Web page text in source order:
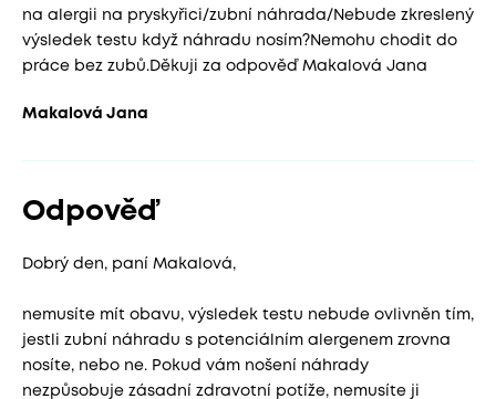
na alergii na pryskyřici/zubní náhrada/Nebude zkreslený
výsledek testu když náhradu nosím?Nemohu chodit do
práce bez zubů.Děkuji za odpověď Makalová Jana
Makalová Jana
Odpověď
Dobrý den, paní Makalová,
nemusíte mít obavu, výsledek testu nebude ovlivněn tím,
jestli zubní náhradu s potenciálním alergenem zrovna
nosíte, nebo ne. Pokud vám nošení náhrady
nezpůsobuje zásadní zdravotní potíže, nemusíte ji